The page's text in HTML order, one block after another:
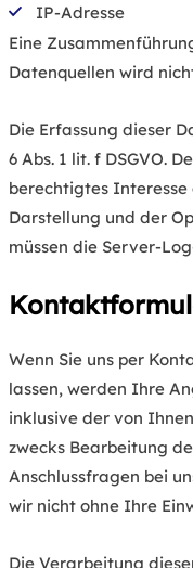
IP-Adresse
Eine
Datenquellen wird
Die Erfassung dieser
6 Abs. 1 lit. f DSGVO.
berechtigtes
Darstellung und der
müssen die Server-
Wenn Sie uns per
lassen, werden Ihre
inklusive der von
zwecks Bearbeitung
Anschlussfragen bei
wir nicht ohne Ihre
Die Verarbeitung